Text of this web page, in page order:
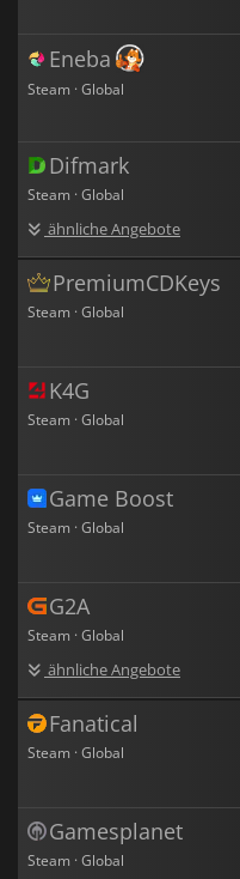
Eneba
Steam · Global
Difmark
Steam · Global
ähnliche Angebote
PremiumCDKeys
Steam · Global
K4G
Steam · Global
Game Boost
Steam · Global
G2A
Steam · Global
ähnliche Angebote
Fanatical
Steam · Global
Gamesplanet
Steam · Global